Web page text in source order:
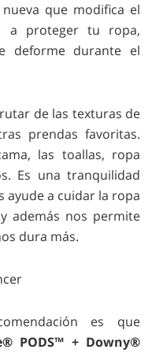
que modifica el
a proteger tu ropa,
deforme durante el
de las texturas de
prendas favoritas.
las toallas, ropa
Es una tranquilidad
a cuidar la ropa
además nos permite
dura más.
es que
PODS™ + Downy®